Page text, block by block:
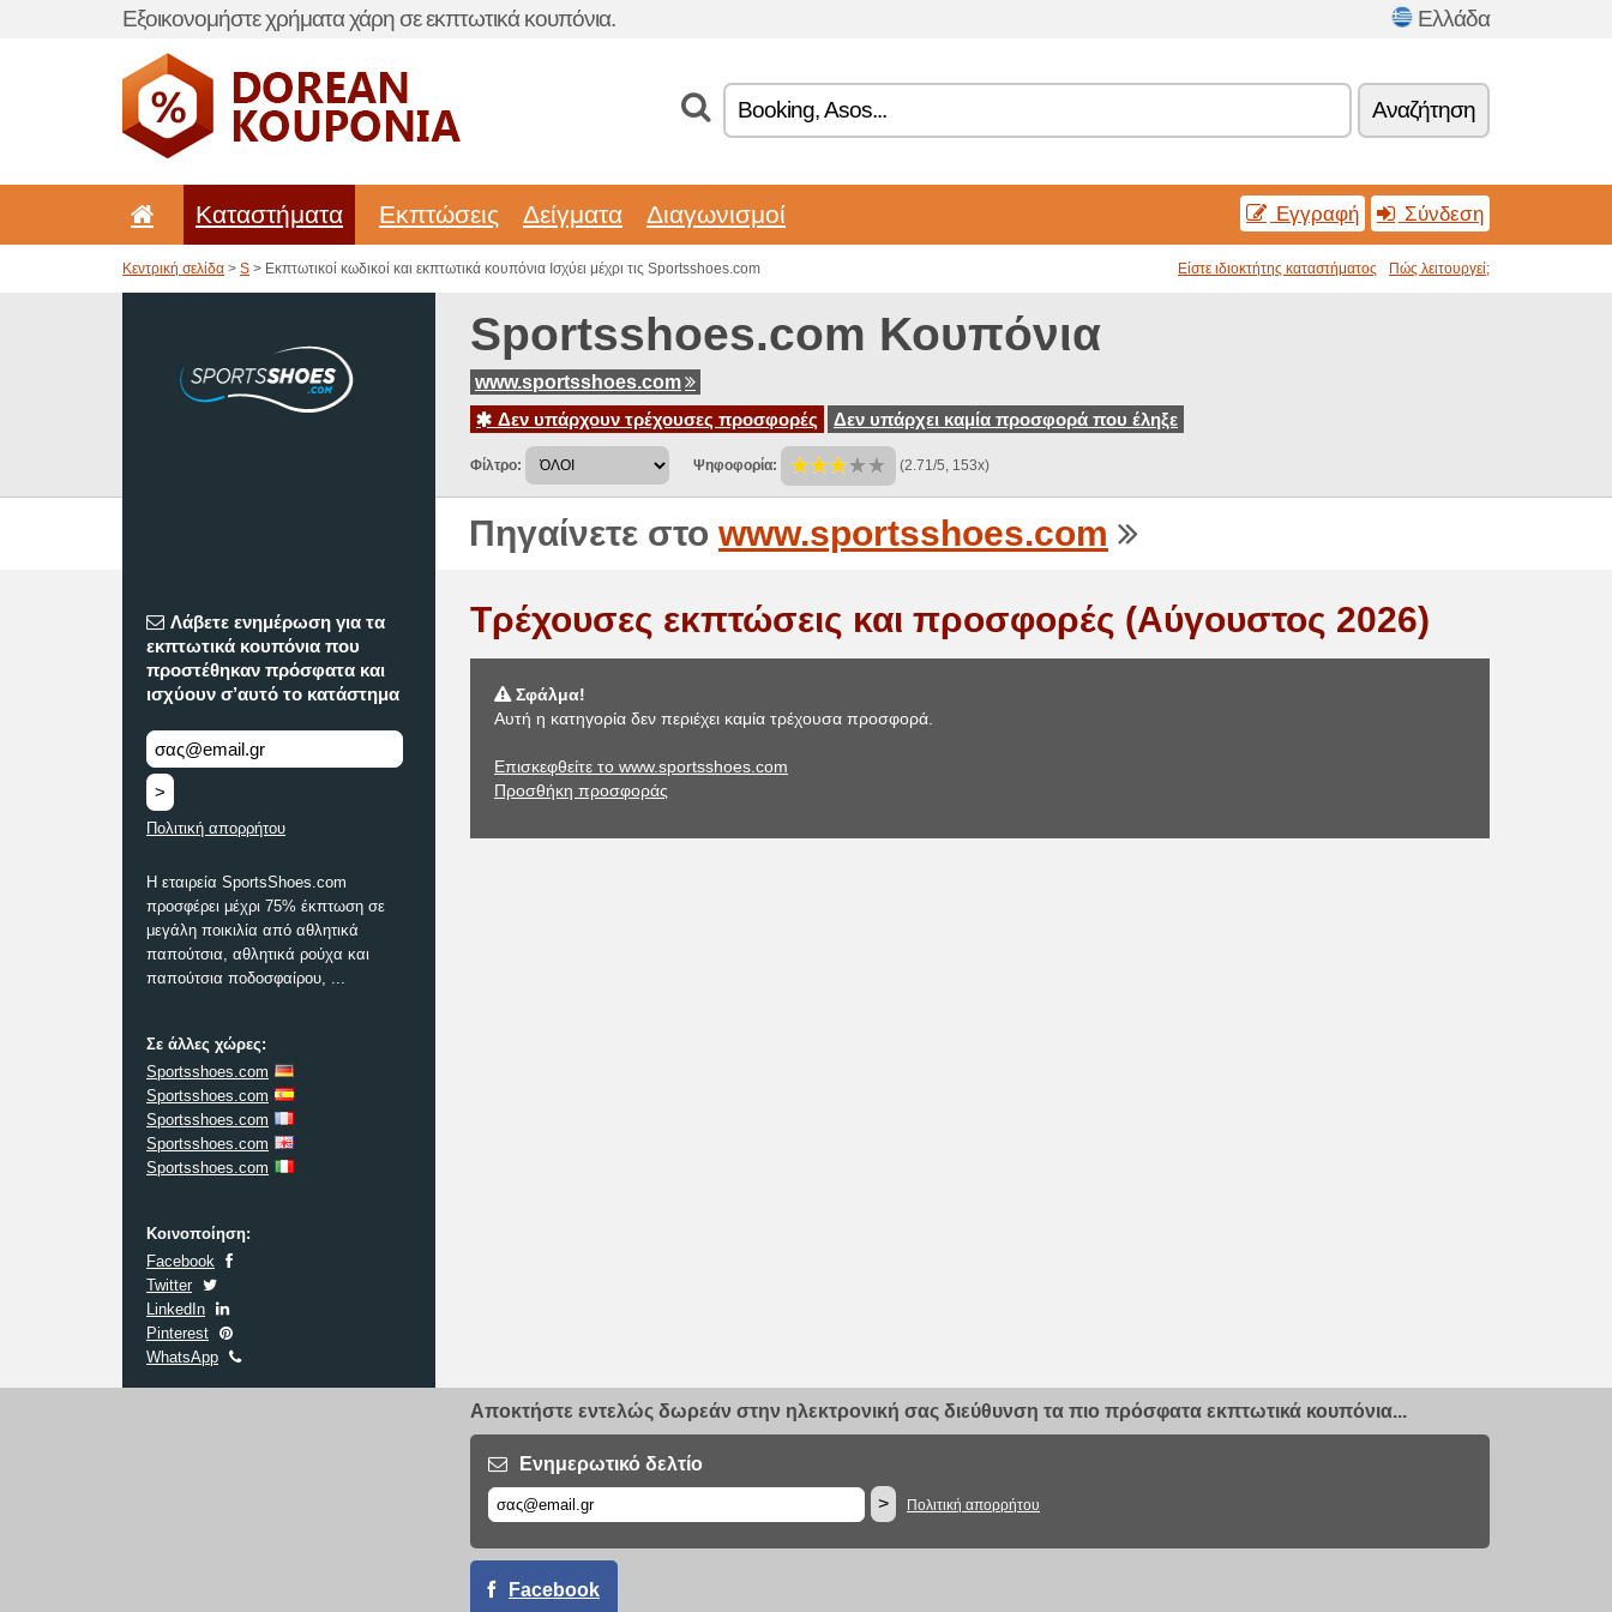
Εξοικονομήστε χρήματα χάρη σε εκπτωτικά κουπόνια. Ελλάδα
Αναζήτηση
Καταστήματα Εκπτώσεις Δείγματα Διαγωνισμοί Εγγραφή Σύνδεση
Κεντρική σελίδα > S > Εκπτωτικοί κωδικοί και εκπτωτικά κουπόνια Ισχύει μέχρι τις Sportsshoes.com Είστε ιδιοκτήτης καταστήματος Πώς λειτουργεί;
Sportsshoes.com Κουπόνια
www.sportsshoes.com
Δεν υπάρχουν τρέχουσες προσφορές
Δεν υπάρχει καμία προσφορά που έληξε
Φίλτρο: Ψηφοφορία: (2.71/5, 153x)
Πηγαίνετε στο www.sportsshoes.com
Λάβετε ενημέρωση για τα
εκπτωτικά κουπόνια που
προστέθηκαν πρόσφατα και
ισχύουν σ’αυτό το κατάστημα
>
Πολιτική απορρήτου
Η εταιρεία SportsShoes.com
προσφέρει μέχρι 75% έκπτωση σε
μεγάλη ποικιλία από αθλητικά
παπούτσια, αθλητικά ρούχα και
παπούτσια ποδοσφαίρου, ...
Σε άλλες χώρες:
Sportsshoes.com
Sportsshoes.com
Sportsshoes.com
Sportsshoes.com
Sportsshoes.com
Κοινοποίηση:
Facebook
Twitter
LinkedIn
Pinterest
WhatsApp
Τρέχουσες εκπτώσεις και προσφορές (Αύγουστος 2026)
Σφάλμα!
Αυτή η κατηγορία δεν περιέχει καμία τρέχουσα προσφορά.
Επισκεφθείτε το www.sportsshoes.com
Προσθήκη προσφοράς
Αποκτήστε εντελώς δωρεάν στην ηλεκτρονική σας διεύθυνση τα πιο πρόσφατα εκπτωτικά κουπόνια...
Ενημερωτικό δελτίο
>
Πολιτική απορρήτου
Facebook